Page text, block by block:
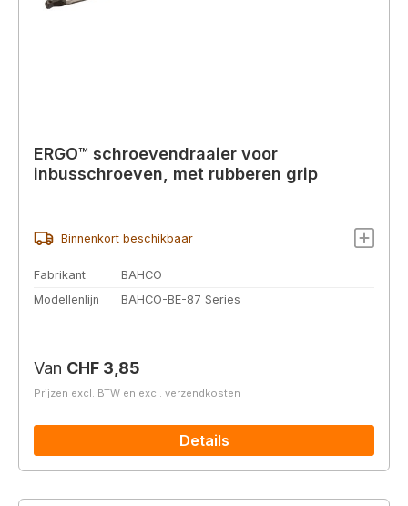
ERGO™ schroevendraaier voor
inbusschroeven, met rubberen grip
Binnenkort beschikbaar
Fabrikant
BAHCO
Modellenlijn
BAHCO-BE-87 Series
Normale prijs:
Van CHF 3,85
Prijzen excl. BTW en excl. verzendkosten
Details